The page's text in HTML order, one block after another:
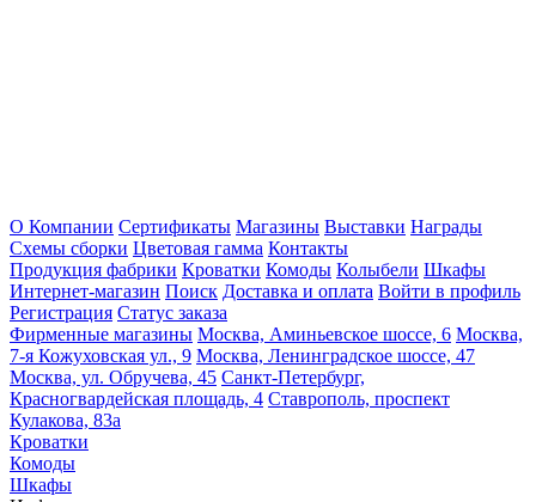
О Компании Сертификаты Магазины Выставки Награды
Схемы сборки Цветовая гамма Контакты
Продукция фабрики Кроватки Комоды Колыбели Шкафы
Интернет-магазин Поиск Доставка и оплата Войти в профиль
Регистрация Статус заказа
Фирменные магазины Москва, Аминьевское шоссе, 6 Москва,
7-я Кожуховская ул., 9 Москва, Ленинградское шоссе, 47
Москва, ул. Обручева, 45 Санкт-Петербург,
Красногвардейская площадь, 4 Ставрополь, проспект
Кулакова, 83а
Кроватки
Комоды
Шкафы